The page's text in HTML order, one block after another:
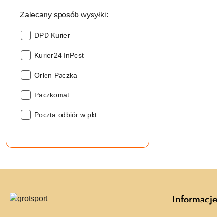
Zalecany sposób wysyłki:
Zalecany
wysyłki::
DPD Kurier
Zalecany
wysyłki::
Kurier24 InPost
Zalecany
wysyłki::
Orlen Paczka
Zalecany
wysyłki::
Paczkomat
Zalecany
Poczta odbiór w pkt
Informacje